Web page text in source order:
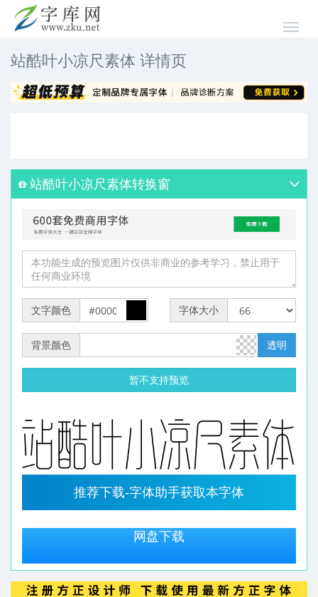
站酷叶小凉尺素体 详情页
站酷叶小凉尺素体转换窗
文字颜色 字体大小
背景颜色 透明
暂不支持预览
推荐下载-字体助手获取本字体
网盘下载